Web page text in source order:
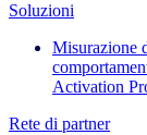
Soluzioni
Misurazione
Activation
Rete di partner